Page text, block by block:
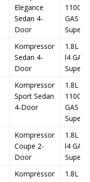
Elegance
Sedan 4-
Door
110Cu.
GAS
Kompressor
Sedan 4-
Door
1.8L
l4 GAS
Kompressor
Sport Sedan
4-Door
1.8L
110Cu.
GAS
Kompressor
Coupe 2-
Door
1.8L
l4 GAS
Kompressor
1.8L